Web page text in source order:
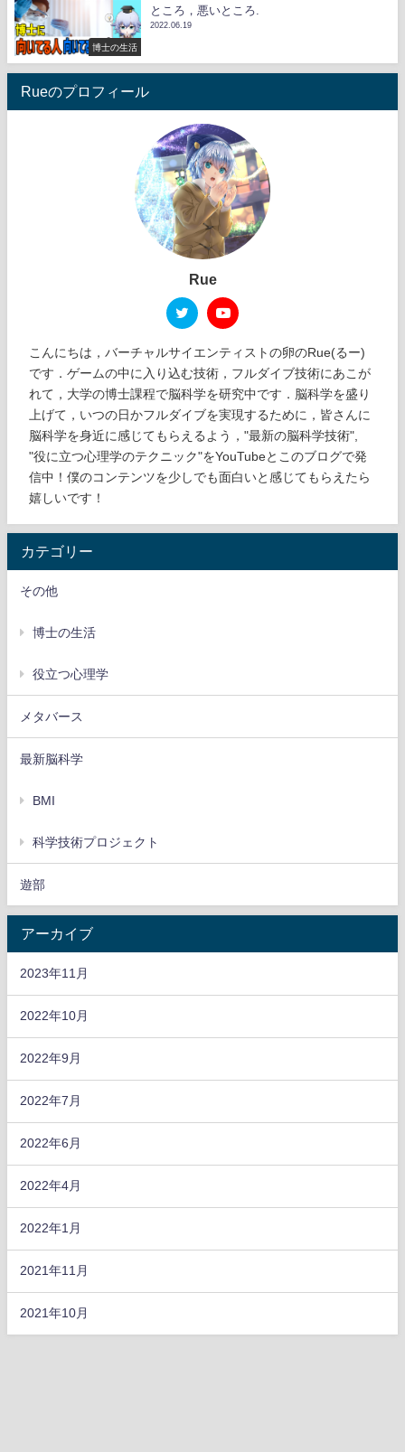
博士の生活
ところ，悪いところ.
2022.06.19
Rueのプロフィール
Rue
こんにちは，バーチャルサイエンティストの卵のRue(るー)
です．ゲームの中に入り込む技術，フルダイブ技術にあこが
れて，大学の博士課程で脳科学を研究中です．脳科学を盛り
上げて，いつの日かフルダイブを実現するために，皆さんに
脳科学を身近に感じてもらえるよう，"最新の脳科学技術",
"役に立つ心理学のテクニック"をYouTubeとこのブログで発
信中！僕のコンテンツを少しでも面白いと感じてもらえたら
嬉しいです！
カテゴリー
その他
博士の生活
役立つ心理学
メタバース
最新脳科学
BMI
科学技術プロジェクト
遊部
アーカイブ
2023年11月
2022年10月
2022年9月
2022年7月
2022年6月
2022年4月
2022年1月
2021年11月
2021年10月